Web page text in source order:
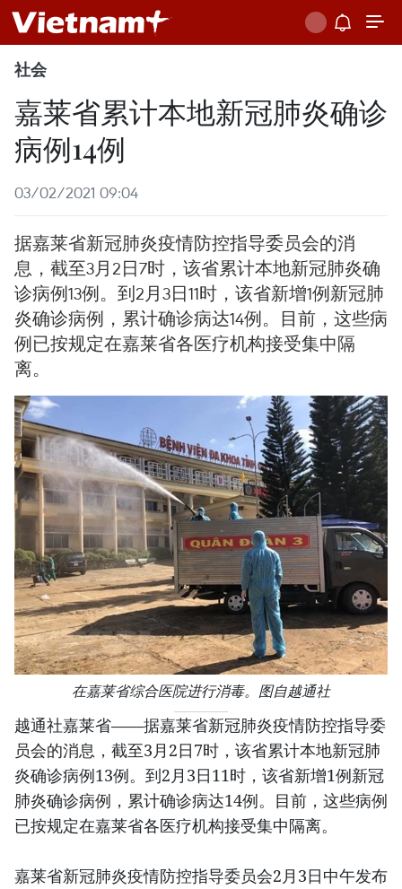
社会
嘉莱省累计本地新冠肺炎确诊
病例14例
03/02/2021 09:04
据嘉莱省新冠肺炎疫情防控指导委员会的消
息，截至3月2日7时，该省累计本地新冠肺炎确
诊病例13例。到2月3日11时，该省新增1例新冠肺
炎确诊病例，累计确诊病达14例。目前，这些病
例已按规定在嘉莱省各医疗机构接受集中隔
离。
在嘉莱省综合医院进行消毒。图自越通社
越通社嘉莱省——据嘉莱省新冠肺炎疫情防控指导委
员会的消息，截至3月2日7时，该省累计本地新冠肺
炎确诊病例13例。到2月3日11时，该省新增1例新冠
肺炎确诊病例，累计确诊病达14例。目前，这些病例
已按规定在嘉莱省各医疗机构接受集中隔离。
嘉莱省新冠肺炎疫情防控指导委员会2月3日中午发布